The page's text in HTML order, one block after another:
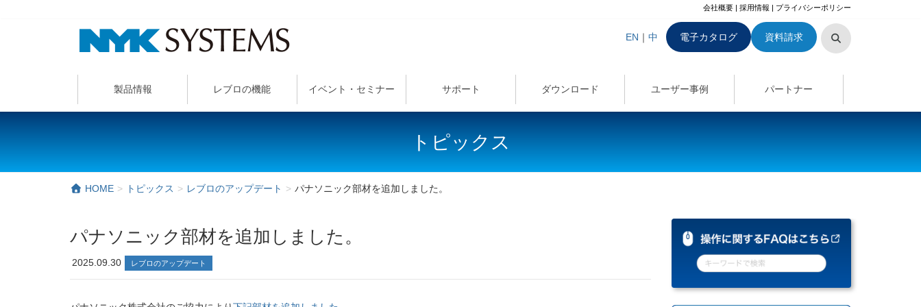
会社概要 | 採用情報 | プライバシーポリシー
EN ｜ 中 電子カタログ 資料請求
製品情報 レブロの機能 イベント・セミナー サポート ダウンロード ユーザー事例 パートナー
トピックス
HOME トピックス レブロのアップデート パナソニック部材を追加しました。
パナソニック部材を追加しました。
2025.09.30 レブロのアップデート